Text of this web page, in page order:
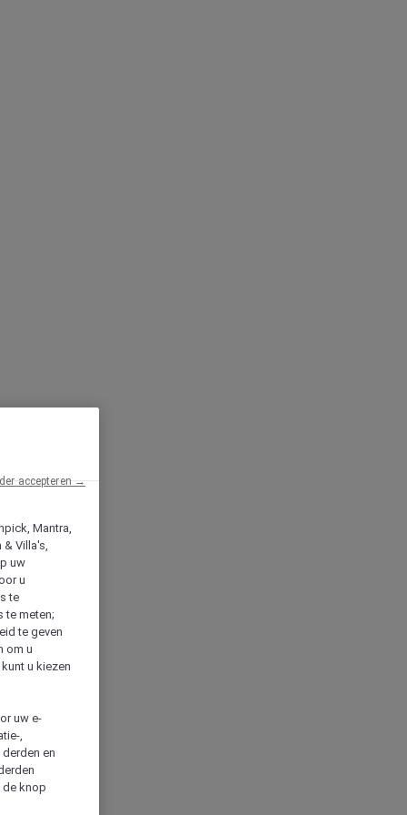
Mantra,
& Villa's,
uw
u
te
te meten;
te geven
om u
u kiezen
uw e-
,
en
de knop
accepteren →